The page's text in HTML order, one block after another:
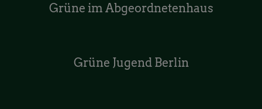
Grüne im Abgeordnetenhaus
Grüne Jugend Berlin